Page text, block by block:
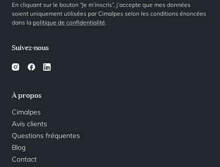
À propos
Cimalpes
Avis clients
Questions fréquentes
Blog
Contact
Suivez-nous
En cliquant sur le bouton “Je m’inscris”, j’accepte que mes données
soient uniquement utilisées par Cimalpes selon les conditions énoncées
dans la politique de confidentialité